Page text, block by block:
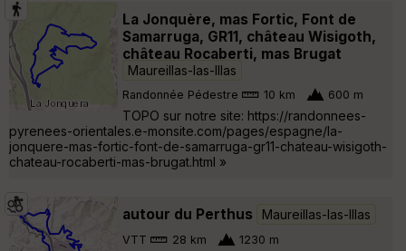
La Jonquère, mas Fortic, Font de
Samarruga, GR11, château Wisigoth,
château Rocaberti, mas Brugat
Maureillas-las-Illas
Randonnée Pédestre 10 km 600 m
TOPO sur notre site: https://randonnees-
pyrenees-orientales.e-monsite.com/pages/espagne/la-
jonquere-mas-fortic-font-de-samarruga-gr11-chateau-wisigoth-
chateau-rocaberti-mas-brugat.html »
autour du Perthus Maureillas-las-Illas
VTT 28 km 1230 m